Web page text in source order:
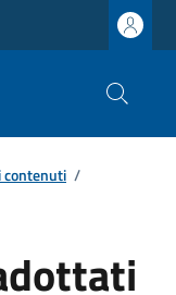
contenuti /